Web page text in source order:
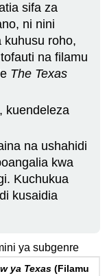
sifa za
ni nini
kuhusu roho,
na filamu
The Texas
kuendeleza
na ushahidi
kwa
Kuchukua
kusaidia
ya subgenre
ya Texas(Filamu